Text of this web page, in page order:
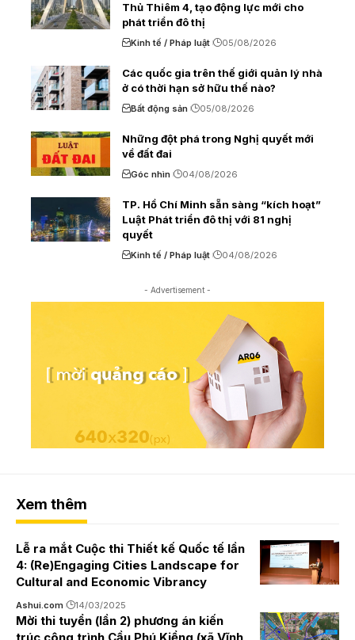
Thủ Thiêm 4, tạo động lực mới cho
phát triển đô thị
Kinh tế / Pháp luật 05/08/2026
Các quốc gia trên thế giới quản lý nhà
ở có thời hạn sở hữu thế nào?
Bất động sản 05/08/2026
Những đột phá trong Nghị quyết mới
về đất đai
Góc nhìn 04/08/2026
TP. Hồ Chí Minh sẵn sàng “kích hoạt”
Luật Phát triển đô thị với 81 nghị
quyết
Kinh tế / Pháp luật 04/08/2026
- Advertisement -
Xem thêm
Lễ ra mắt Cuộc thi Thiết kế Quốc tế lần
4: (Re)Engaging Cities Landscape for
Cultural and Economic Vibrancy
Ashui.com 14/03/2025
Mời thi tuyển (lần 2) phương án kiến